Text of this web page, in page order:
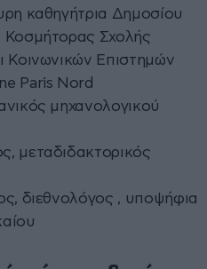
καθηγήτρια Δημοσίου
Κοσμήτορας Σχολής
Κοινωνικών Επιστημών
Paris Nord
μηχανολογικού
μεταδιδακτορικός
διεθνολόγος , υποψήφια